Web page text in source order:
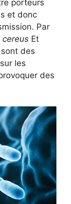
porteurs
et donc
Par
cereus Et
des
les
des